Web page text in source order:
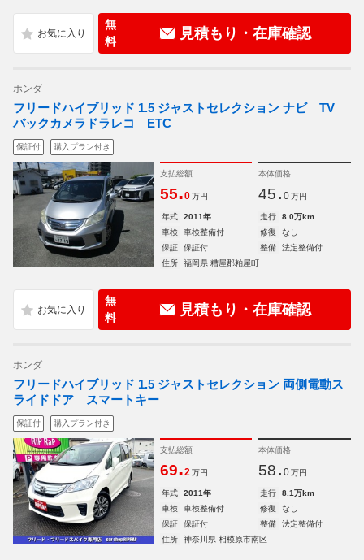
無
料
見積もり・在庫確認
ホンダ
フリードハイブリッド 1.5 ジャストセレクション ナビ TV
バックカメラドラレコ ETC
保証付 購入プラン付き
支払総額
55.0 万円
本体価格
45. 0 万円
年式 2011年 走行
8.0万km
車検
車検整備付 修復
なし
保証
保証付 整備
法定整備付
住所
福岡県 糟屋郡粕屋町
無
料
見積もり・在庫確認
ホンダ
フリードハイブリッド 1.5 ジャストセレクション 両側電動ス
ライドドア スマートキー
保証付 購入プラン付き
支払総額
69.2 万円
本体価格
58. 0 万円
年式 2011年 走行
8.1万km
車検
車検整備付 修復
なし
保証
保証付 整備
法定整備付
住所
神奈川県 相模原市南区